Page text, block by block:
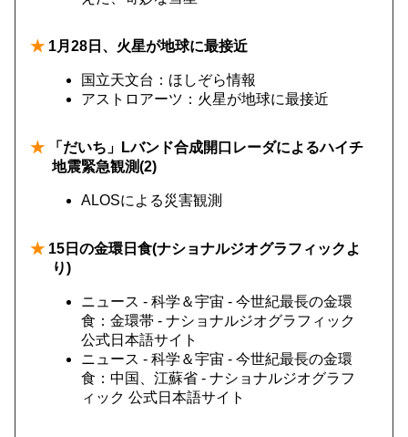
★ 1月28日、火星が地球に最接近
国立天文台：ほしぞら情報
アストロアーツ：火星が地球に最接近
★ 「だいち」Lバンド合成開口レーダによるハイチ
地震緊急観測(2)
ALOSによる災害観測
★ 15日の金環日食(ナショナルジオグラフィックよ
り)
ニュース - 科学＆宇宙 - 今世紀最長の金環
食：金環帯 - ナショナルジオグラフィック
公式日本語サイト
ニュース - 科学＆宇宙 - 今世紀最長の金環
食：中国、江蘇省 - ナショナルジオグラフ
ィック 公式日本語サイト